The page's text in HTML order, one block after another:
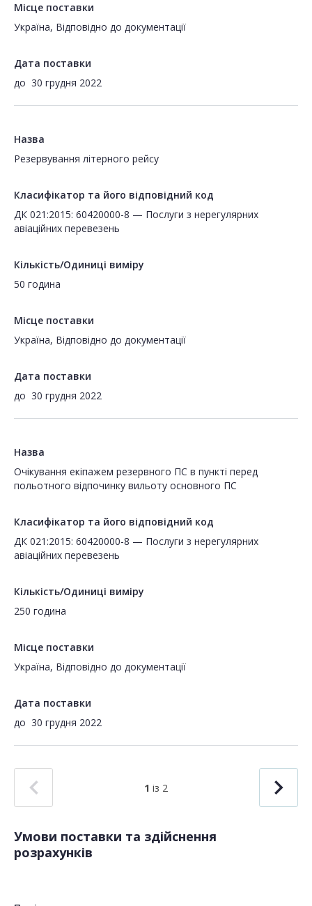
Місце поставки
Україна, Відповідно до документації
Дата поставки
до 30 грудня 2022
Назва
Резервування літерного рейсу
Класифікатор та його відповідний код
ДК 021:2015: 60420000-8 — Послуги з нерегулярних
авіаційних перевезень
Кількість/Одиниці виміру
50 година
Місце поставки
Україна, Відповідно до документації
Дата поставки
до 30 грудня 2022
Назва
Очікування екіпажем резервного ПС в пункті перед
польотного відпочинку вильоту основного ПС
Класифікатор та його відповідний код
ДК 021:2015: 60420000-8 — Послуги з нерегулярних
авіаційних перевезень
Кількість/Одиниці виміру
250 година
Місце поставки
Україна, Відповідно до документації
Дата поставки
до 30 грудня 2022
1 із 2
Умови поставки та здійснення
розрахунків